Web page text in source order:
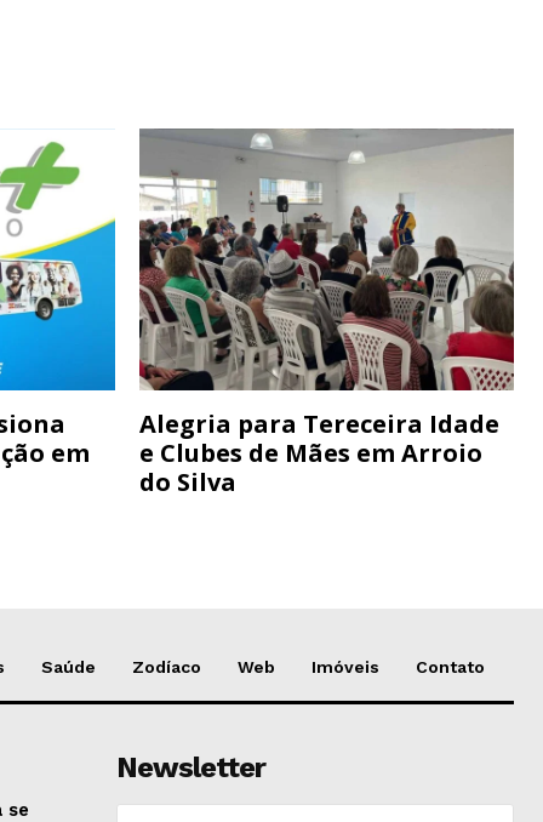
em
Alegria para Tereceira Idade
e Clubes de Mães em Arroio
do Silva
Saúde Zodíaco Web Imóveis Contato
se
Newsletter